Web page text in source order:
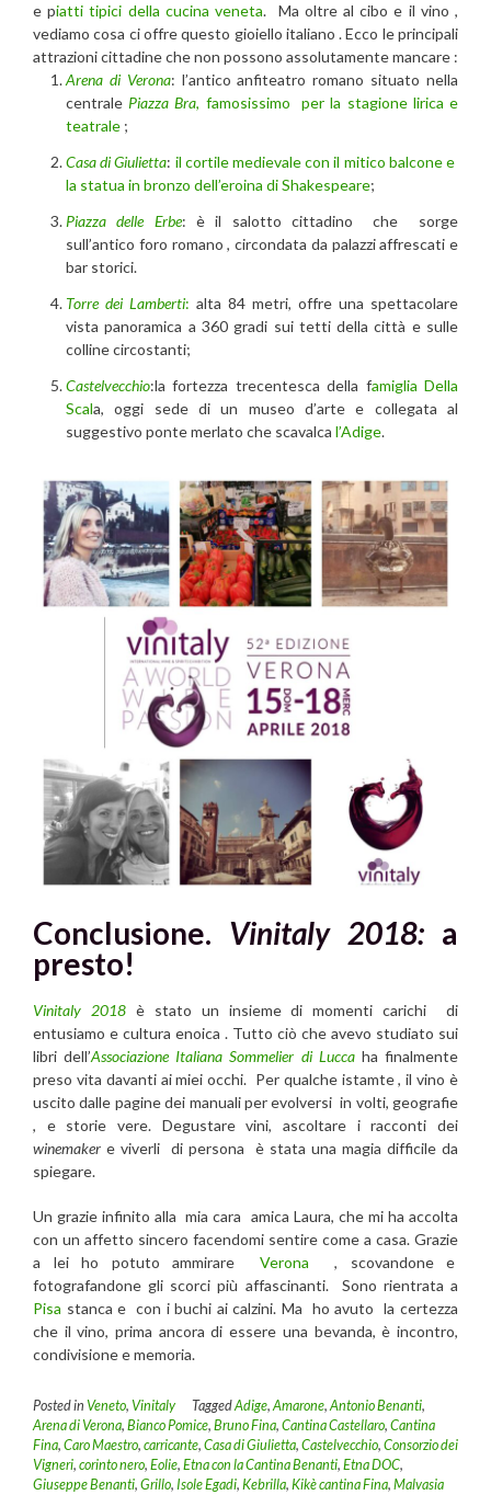
e piatti tipici della cucina veneta. Ma oltre al cibo e il vino ,
vediamo cosa ci offre questo gioiello italiano . Ecco le principali
attrazioni cittadine che non possono assolutamente mancare :
Arena di Verona: l’antico anfiteatro romano situato nella
centrale Piazza Bra, famosissimo per la stagione lirica e
teatrale ;
Casa di Giulietta: il cortile medievale con il mitico balcone e
la statua in bronzo dell’eroina di Shakespeare;
Piazza delle Erbe: è il salotto cittadino che sorge
sull’antico foro romano , circondata da palazzi affrescati e
bar storici.
Torre dei Lamberti: alta 84 metri, offre una spettacolare
vista panoramica a 360 gradi sui tetti della città e sulle
colline circostanti;
Castelvecchio:la fortezza trecentesca della famiglia Della
Scala, oggi sede di un museo d’arte e collegata al
suggestivo ponte merlato che scavalca l’Adige.
Conclusione. Vinitaly 2018: a
presto!
Vinitaly 2018è stato un insieme di momenti carichi di
entusiamo e cultura enoica . Tutto ciò che avevo studiato sui
libri dell’Associazione Italiana Sommelier di Luccaha finalmente
preso vita davanti ai miei occhi. Per qualche istamte , il vino è
uscito dalle pagine dei manuali per evolversi in volti, geografie
, e storie vere. Degustare vini, ascoltare i racconti dei
winemaker e viverli di persona è stata una magia difficile da
spiegare.
Un grazie infinito alla mia cara amica Laura, che mi ha accolta
con un affetto sincero facendomi sentire come a casa. Grazie
a lei ho potuto ammirare Verona
, scovandone e
fotografandone gli scorci più affascinanti. Sono rientrata a
Pisa stanca e con i buchi ai calzini. Ma ho avuto la certezza
che il vino, prima ancora di essere una bevanda, è incontro,
condivisione e memoria.
Posted in Veneto, Vinitaly TaggedAdige,Amarone,Antonio Benanti,
Arena di Verona, Bianco Pomice, Bruno Fina, Cantina Castellaro, Cantina
Fina, Caro Maestro, carricante, Casa di Giulietta, Castelvecchio, Consorzio dei
Vigneri, corinto nero, Eolie, Etna con la Cantina Benanti, Etna DOC,
Giuseppe Benanti, Grillo, Isole Egadi, Kebrilla, Kikè cantina Fina, Malvasia